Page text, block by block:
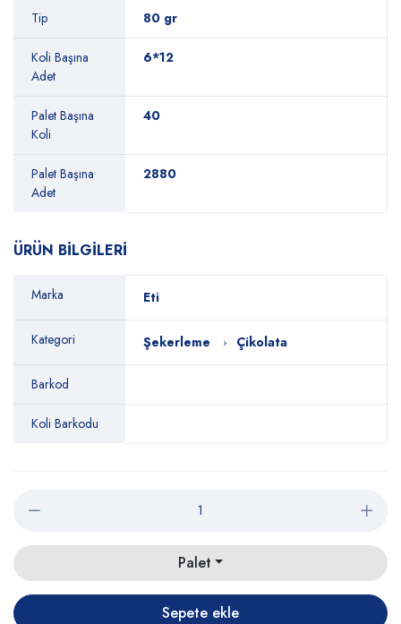
Tip 80 gr
Koli Başına
Adet
6*12
Palet Başına
Koli
40
Palet Başına
Adet
2880
ÜRÜN BİLGİLERİ
Marka Eti
Kategori Şekerleme Çikolata
Barkod
Koli Barkodu
Palet
Sepete ekle